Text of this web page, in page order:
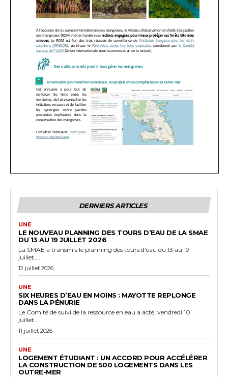
DERNIERS ARTICLES
UNE
LE NOUVEAU PLANNING DES TOURS D’EAU DE LA SMAE
DU 13 AU 19 JUILLET 2026
La SMAE a transmis le planning des tours d'eau du 13 au 19
juillet,...
12 juillet 2026
UNE
SIX HEURES D’EAU EN MOINS : MAYOTTE REPLONGE
DANS LA PÉNURIE
Le Comité de suivi de la ressource en eau a acté, vendredi 10
juillet...
11 juillet 2026
UNE
LOGEMENT ÉTUDIANT : UN ACCORD POUR ACCÉLÉRER
LA CONSTRUCTION DE 500 LOGEMENTS DANS LES
OUTRE-MER